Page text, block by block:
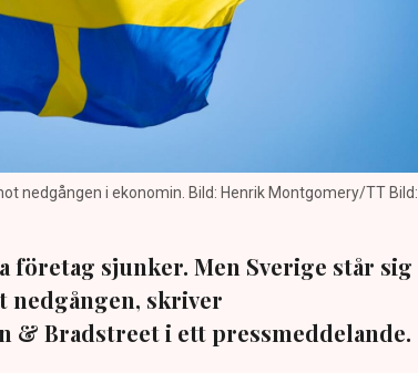
nedgången i ekonomin. Bild: Henrik Montgomery/TT Bild:
företag sjunker. Men Sverige står sig
nedgången, skriver
& Bradstreet i ett pressmeddelande.